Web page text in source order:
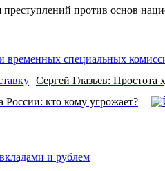
против основ
Сергей Глазьев:
России: кто кому угрожает?
и рублем